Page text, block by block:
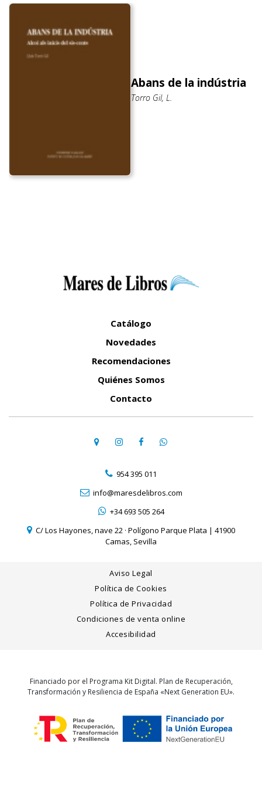
Abans de la indústria
Torro Gil, L.
Catálogo
Novedades
Recomendaciones
Quiénes Somos
Contacto
954 395 011
info@maresdelibros.com
+34 693 505 264
C/ Los Hayones, nave 22 · Polígono Parque Plata | 41900
Camas, Sevilla
Aviso Legal
Política de Cookies
Política de Privacidad
Condiciones de venta online
Accesibilidad
Financiado por el Programa Kit Digital. Plan de Recuperación,
Transformación y Resiliencia de España «Next Generation EU».